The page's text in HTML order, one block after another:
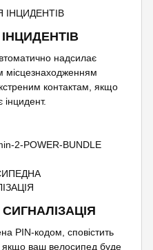
надсилає
місцезнаходженням
контактам, якщо
інцидент.
PIN-кодом, сповістить
ваш велосипед буде